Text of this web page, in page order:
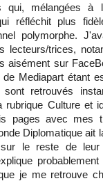
qui, mélangées à
réfléchit plus
polymorphe.
lecteurs/trices,
aisément sur
Mediapart étant
retrouvés
Culture et
pages avec mes
Diplomatique ait
le reste de leur
je me retrouve